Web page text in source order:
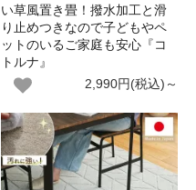
い草風置き畳！撥水加工と滑
り止めつきなので子どもやペ
ットのいるご家庭も安心『コ
トルナ』
2,990円(税込)～